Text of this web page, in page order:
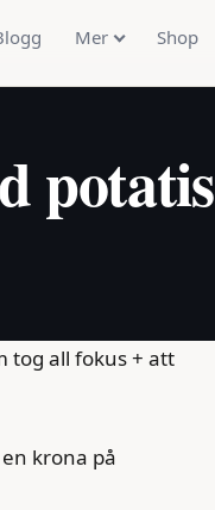
Mer Shop
potatis
tog all fokus + att
krona på